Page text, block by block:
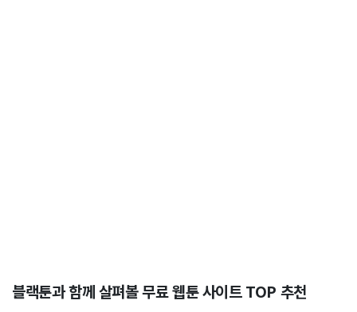
블랙툰과 함께 살펴볼 무료 웹툰 사이트 TOP 추천